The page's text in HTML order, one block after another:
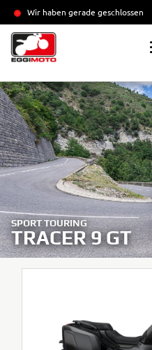
Wir haben gerade geschlossen
SPORT TOURING
TRACER 9 GT